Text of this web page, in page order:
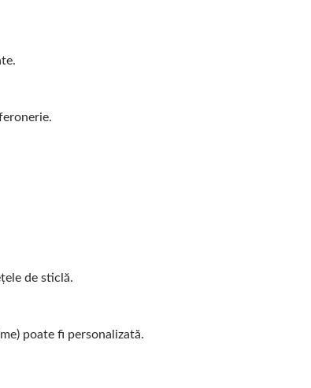
de sticlă.
poate fi personalizată.